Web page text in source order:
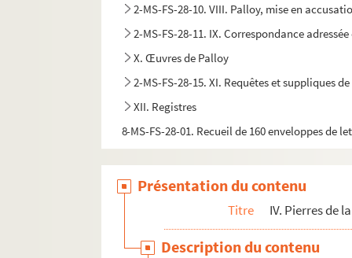
2-MS-FS-28-10. VIII. Palloy, mise en
2-MS-FS-28-11. IX. Correspondance
X. Œuvres de Palloy
2-MS-FS-28-15. XI. Requêtes et suppliques
XII. Registres
8-MS-FS-28-01. Recueil de 160 enveloppes de
Présentation du contenu
Titre IV. Pierres de
Description du contenu